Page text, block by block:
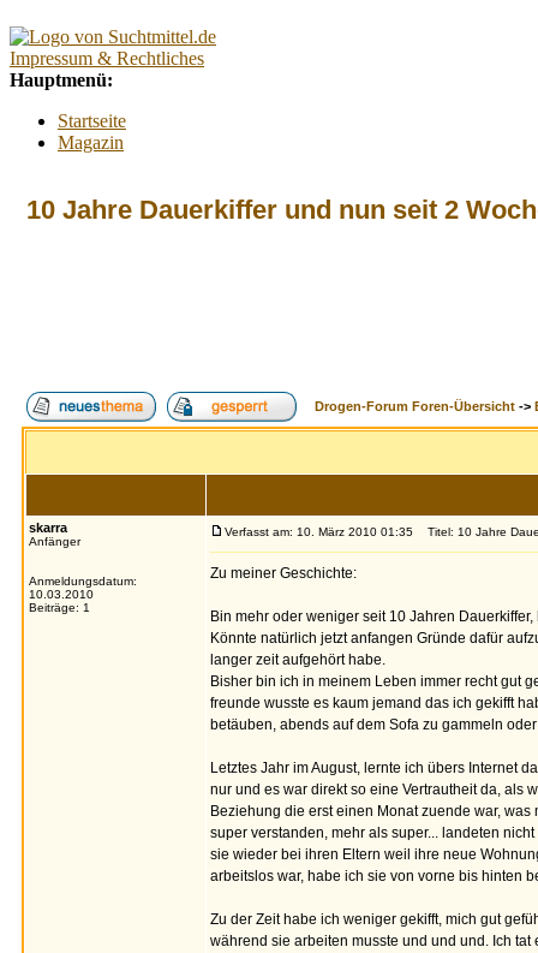
10 Jahre Dauerkiffer und nun seit 2
Drogen-Forum Foren-Übersicht ->
skarra
Anfänger
Anmeldungsdatum:
10.03.2010
Beiträge: 1
Verfasst am: 10. März 2010 01:35 Titel: 10 Jahre
Zu meiner Geschichte:
Bin mehr oder weniger seit 10 Jahren
Könnte natürlich jetzt anfangen Gründe dafür
langer zeit aufgehört habe.
Bisher bin ich in meinem Leben immer recht gut
freunde wusste es kaum jemand das ich gekifft
betäuben, abends auf dem Sofa zu gammeln
Letztes Jahr im August, lernte ich übers Internet
nur und es war direkt so eine Vertrautheit da, als
Beziehung die erst einen Monat zuende war,
super verstanden, mehr als super... landeten
sie wieder bei ihren Eltern weil ihre neue
arbeitslos war, habe ich sie von vorne bis hinten
Zu der Zeit habe ich weniger gekifft, mich gut
während sie arbeiten musste und und und. Ich
Impressum & Rechtliches
Hauptmenü:
Startseite
Magazin
Lexikon
Promillerechner
BMI-Rechner